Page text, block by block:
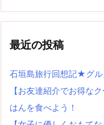
最近の投稿
石垣島旅行回想記★グル
【お友達紹介でお得な
はんを食べよう！